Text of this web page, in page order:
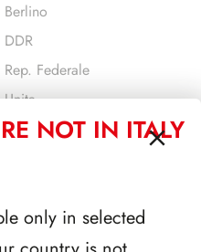
Berlino
Federale
Unita
NOT IN ITALY
only in selected